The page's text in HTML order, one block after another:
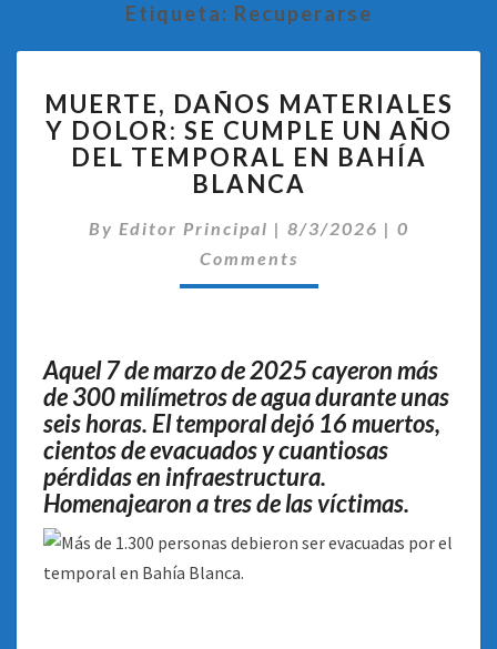
Etiqueta: Recuperarse
DAÑOS
MATERIALES
Y
DOLOR:
CUMPLE
UN
BAHÍA
BLANCA
MUERTE, DAÑOS MATERIALES
Y DOLOR: SE CUMPLE UN AÑO
DEL TEMPORAL EN BAHÍA
BLANCA
By Editor Principal | 8/3/2026 | 0
Comments
Aquel 7 de marzo de 2025 cayeron más
de 300 milímetros de agua durante unas
seis horas. El temporal dejó 16 muertos,
cientos de evacuados y cuantiosas
pérdidas en infraestructura.
Homenajearon a tres de las víctimas.